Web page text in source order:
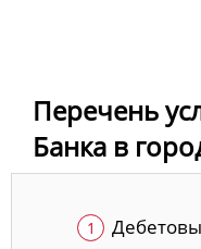
Перечень
Банка в